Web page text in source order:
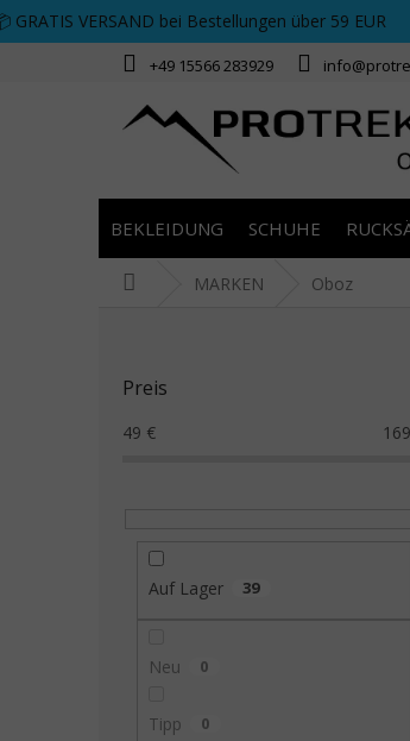
Zum Inhalt springen
GRATIS VERSAND bei Bestellungen über 59 EUR
+49 15566 283929
BEKLEIDUNG SCHUHE
StartseiteMARKEN Oboz
Preis
49 € 169
Auf Lager 39
Neu 0
Tipp 0